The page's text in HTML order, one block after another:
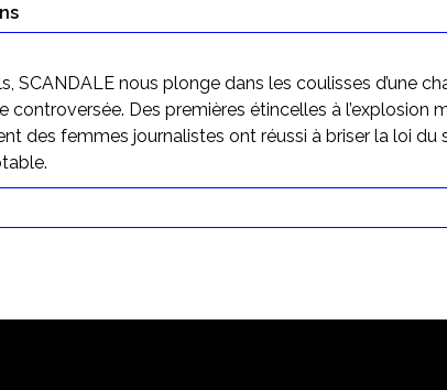
SCANDALE nous plonge dans les coulisses d’une
controversée. Des premières étincelles à l’explosion
des femmes journalistes ont réussi à briser la loi du